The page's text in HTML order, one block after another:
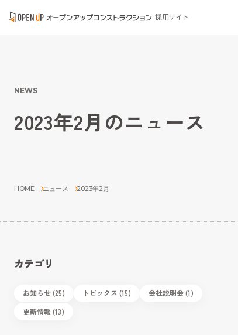
採用サイト
NEWS
2023年2月のニュース
HOME ニュース 2023年2月
カテゴリ
お知らせ (25) トピックス (15)
会社説明会 (1)
更新情報 (13)